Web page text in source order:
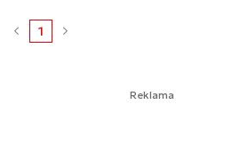
1
Reklama